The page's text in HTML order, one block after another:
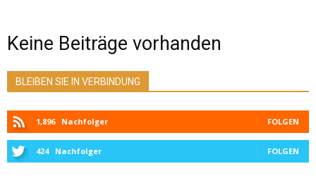
Keine Beiträge vorhanden
BLEIBEN SIE IN VERBINDUNG
1,896 Nachfolger FOLGEN
424 Nachfolger FOLGEN